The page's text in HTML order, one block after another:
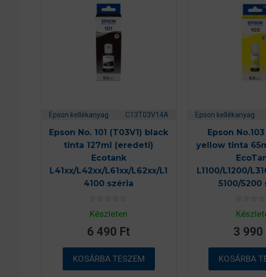
Epson kellékanyag C13T03V14A
Epson No. 101 (T03V1) black
tinta 127ml (eredeti)
Ecotank
L41xx/L42xx/L61xx/L62xx/L1
4100 széria
0
a
5
-
ő
l
Készleten
6 490 Ft
KOSÁRBA TESZEM
Epson kellékanyag
Epson
yellow tinta
L1100/L1200/
5100/5200
0
a
5
-
ő
l
3 990
KOSÁRBA